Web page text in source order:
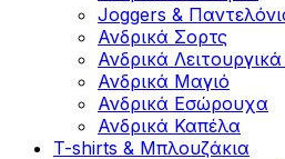
Joggers &
Ανδρικά Σορτς
Ανδρικά
Ανδρικά Μαγιό
Ανδρικά Εσώρουχα
Ανδρικά Καπέλα
T-shirts & Μπλουζάκια